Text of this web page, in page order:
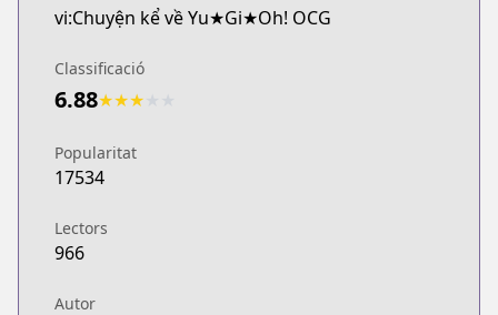
vi:Chuyện kể về Yu★Gi★Oh! OCG
Classificació
6.88★★★
Popularitat
17534
Lectors
966
Autor